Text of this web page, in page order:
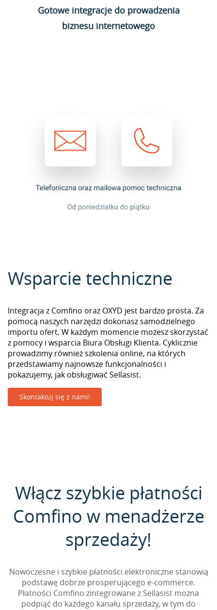
Gotowe integracje do prowadzenia
biznesu internetowego
Wsparcie techniczne
Integracja z Comfino oraz OXYD jest bardzo prosta. Za
pomocą naszych narzędzi dokonasz samodzielnego
importu ofert. W każdym momencie możesz skorzystać
z pomocy i wsparcia Biura Obsługi Klienta. Cyklicznie
prowadzimy również szkolenia online, na których
przedstawiamy najnowsze funkcjonalności i
pokazujemy, jak obsługiwać Sellasist.
Skontaktuj się z nami!
Włącz szybkie płatności
Comfino w menadżerze
sprzedaży!
Nowoczesne i szybkie płatności elektroniczne stanowią
podstawę dobrze prosperującego e-commerce.
Płatności Comfino zintegrowane z Sellasist można
podpiąć do każdego kanału sprzedaży, w tym do